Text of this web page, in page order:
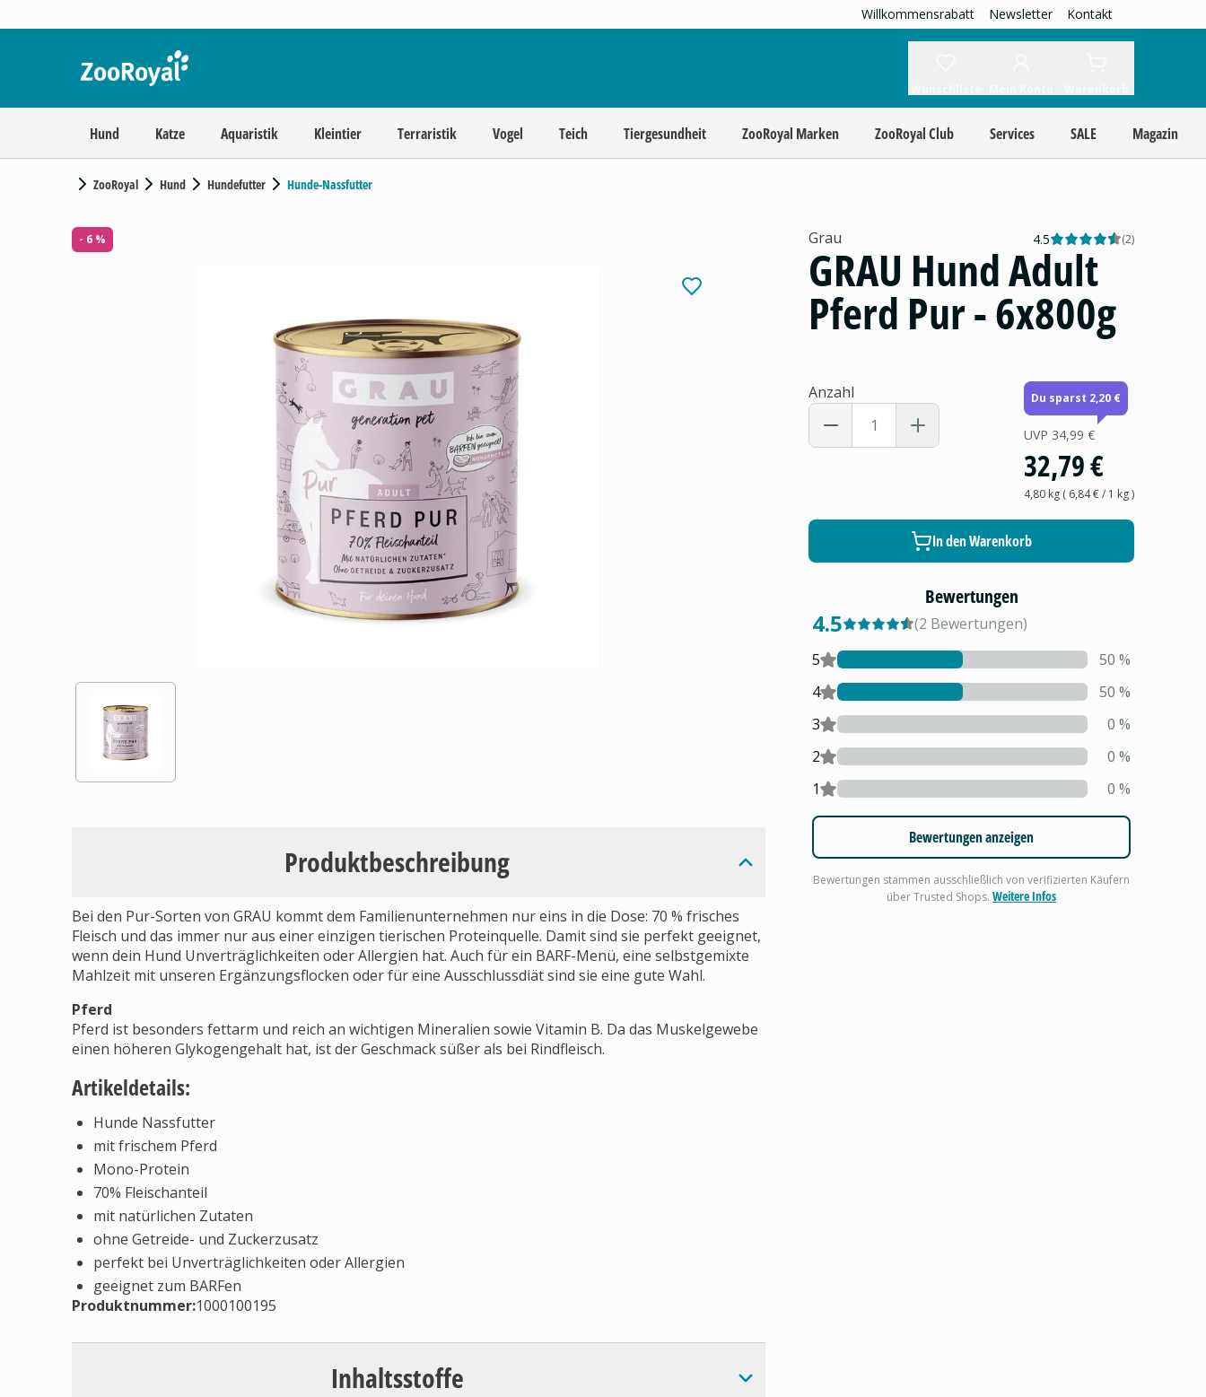
Willkommensrabatt Newsletter Kontakt
Hund Katze Aquaristik Kleintier Terraristik Vogel Teich Tiergesundheit ZooRoyal Marken ZooRoyal Club Services SALE Magazin
ZooRoyal Hund Hundefutter Hunde-Nassfutter
- 6 %
Produktbeschreibung
Bei den Pur-Sorten von GRAU kommt dem Familienunternehmen nur eins in die Dose: 70 % frisches
Fleisch und das immer nur aus einer einzigen tierischen Proteinquelle. Damit sind sie perfekt geeignet,
wenn dein Hund Unverträglichkeiten oder Allergien hat. Auch für ein BARF-Menü, eine selbstgemixte
Mahlzeit mit unseren Ergänzungsflocken oder für eine Ausschlussdiät sind sie eine gute Wahl.
Pferd
Pferd ist besonders fettarm und reich an wichtigen Mineralien sowie Vitamin B. Da das Muskelgewebe
einen höheren Glykogengehalt hat, ist der Geschmack süßer als bei Rindfleisch.
Artikeldetails:
Hunde Nassfutter
mit frischem Pferd
Mono-Protein
70% Fleischanteil
mit natürlichen Zutaten
ohne Getreide- und Zuckerzusatz
perfekt bei Unverträglichkeiten oder Allergien
geeignet zum BARFen
Produktnummer:1000100195
Inhaltsstoffe
Grau 4.5 (2)
GRAU Hund Adult
Pferd Pur - 6x800g
Anzahl Du sparst 2,20 €
UVP 34,99 €
32,79 €
4,80 kg( 6,84 €/ 1 kg)
In den Warenkorb
Bewertungen
4.5 (2 Bewertungen)
5
50 %
4
50 %
3
0 %
2
0 %
1
0 %
Bewertungen anzeigen
Bewertungen stammen ausschließlich von verifizierten Käufern
über Trusted Shops.Weitere Infos